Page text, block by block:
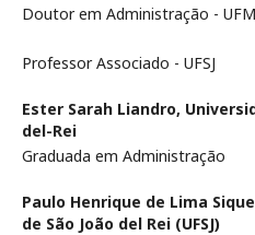
Doutor em Administração -
Professor Associado - UFSJ
Ester Sarah Liandro,
del-Rei
Graduada em Administração
Paulo Henrique de Lima
de São João del Rei (UFSJ)